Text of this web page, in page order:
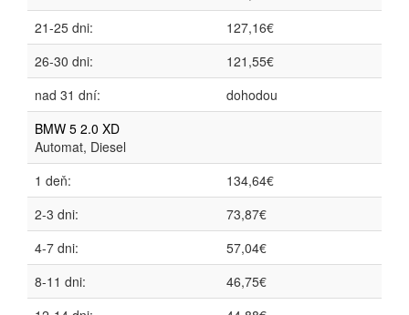
21-25 dni:
127,16€
26-30 dni:
121,55€
nad 31 dní:
dohodou
BMW 5 2.0 XD
Automat, Diesel
1 deň:
134,64€
2-3 dni:
73,87€
4-7 dni:
57,04€
8-11 dni:
46,75€